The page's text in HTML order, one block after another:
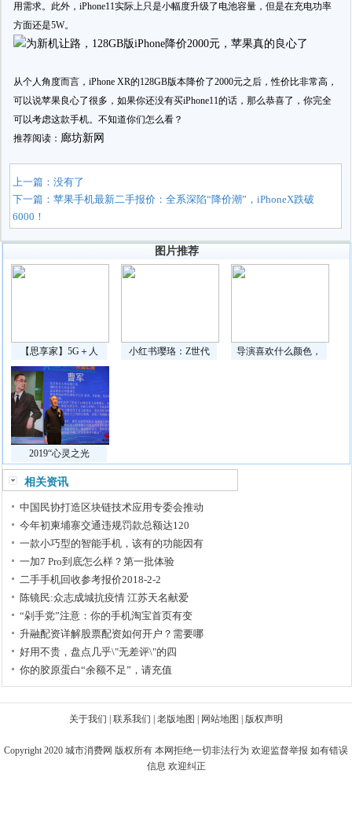
用需求。此外，iPhone11实际上只是小幅度升级了电池容量，但是在充电功率
方面还是5W。
从个人角度而言，iPhone XR的128GB版本降价了2000元之后，性价比非常高，
可以说苹果良心了很多，如果你还没有买iPhone11的话，那么恭喜了，你完全
可以考虑这款手机。不知道你们怎么看？
推荐阅读： 廊坊新网
上一篇：没有了
下一篇：苹果手机最新二手报价：全系深陷“降价潮”，iPhoneX跌破
6000！
图片推荐
【思享家】5G＋人 小红书璎珞：Z世代 导演喜欢什么颜色，
2019“心灵之光
相关资讯
中国民协打造区块链技术应用专委会推动
今年初柬埔寨交通违规罚款总额达120
一款小巧型的智能手机，该有的功能因有
一加7 Pro到底怎么样？第一批体验
二手手机回收参考报价2018-2-2
陈镜民:众志成城抗疫情 江苏天名献爱
“剁手党”注意：你的手机淘宝首页有变
升融配资详解股票配资如何开户？需要哪
好用不贵，盘点几乎\"无差评\"的四
你的胶原蛋白“余额不足”，请充值
关于我们 联系我们 老版地图 网站地图 版权声明
Copyright 2020 城市消费网 版权所有 本网拒绝一切非法行为 欢迎监督举报 如有错误
信息 欢迎纠正